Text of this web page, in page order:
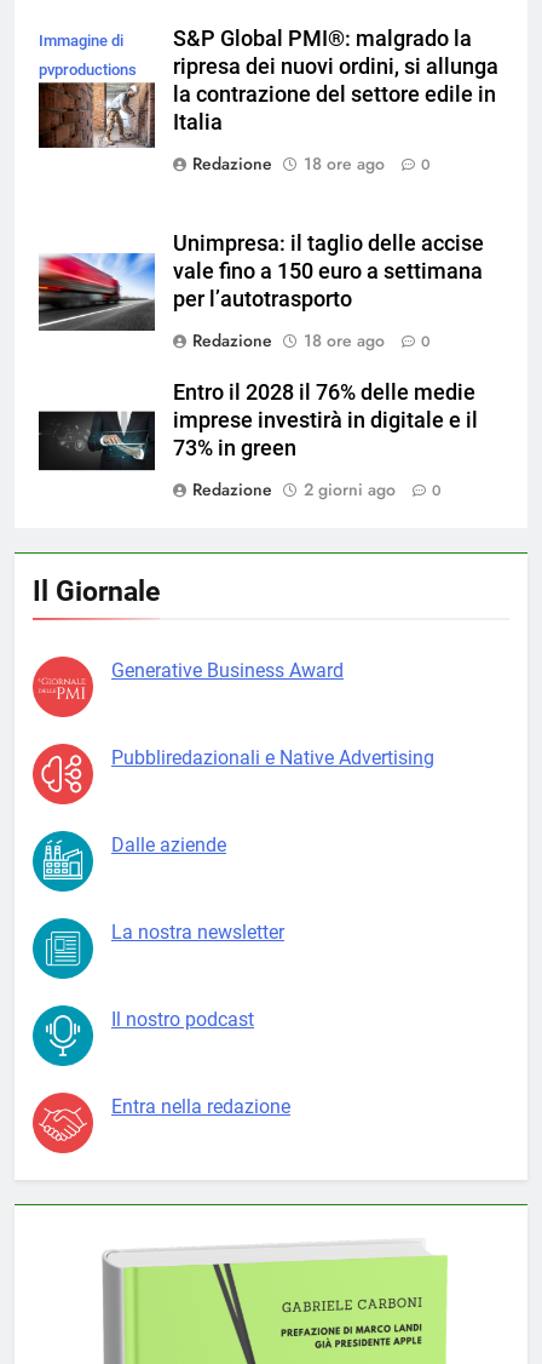
Immagine di
pvproductions
su Magnific
S&P Global PMI®: malgrado la
ripresa dei nuovi ordini, si allunga
la contrazione del settore edile in
Italia
Redazione
18 ore ago 0
Unimpresa: il taglio delle accise
vale fino a 150 euro a settimana
per l’autotrasporto
Redazione
18 ore ago 0
Entro il 2028 il 76% delle medie
imprese investirà in digitale e il
73% in green
Redazione
2 giorni ago 0
Il Giornale
Generative Business Award
Pubbliredazionali e Native Advertising
Dalle aziende
La nostra newsletter
Il nostro podcast
Entra nella redazione